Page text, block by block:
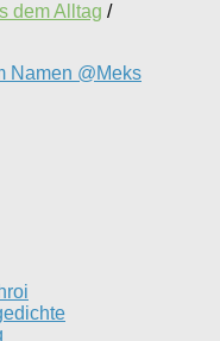
dem Alltag /
Namen @Meks